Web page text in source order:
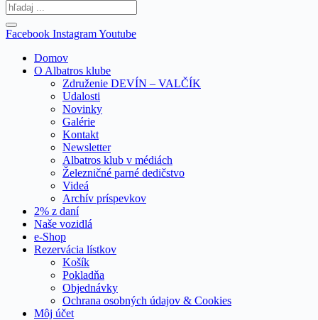
Facebook InstagramYoutube
Domov
O Albatros klube
Združenie DEVÍN – VALČÍK
Udalosti
Novinky
Galérie
Kontakt
Newsletter
Albatros klub v médiách
Železničné parné dedičstvo
Videá
Archív príspevkov
2% z daní
Naše vozidlá
e-Shop
Rezervácia lístkov
Košík
Pokladňa
Objednávky
Ochrana osobných údajov & Cookies
Môj účet